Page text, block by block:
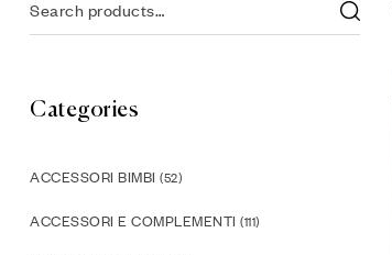
Categories
ACCESSORI BIMBI (52)
ACCESSORI E COMPLEMENTI (111)